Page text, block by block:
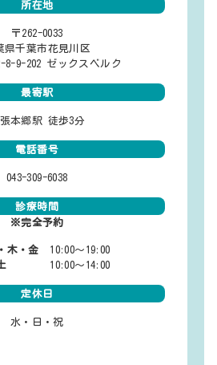
所在地
〒262-0033
県千葉市花見川区
8-9-202 ゼックスベルク
最寄駅
本郷駅 徒歩3分
電話番号
043-309-6038
診療時間
※完全予約
木・金 10:00～19:00
10:00～14:00
定休日
水・日・祝